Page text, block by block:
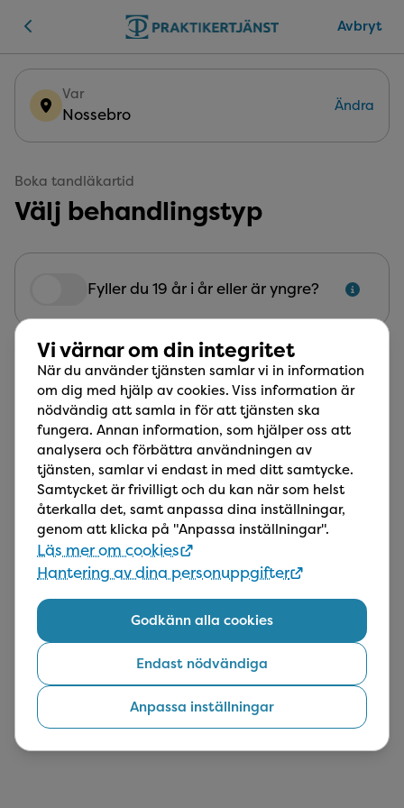
Avbryt
Var
Nossebro
Ändra
Boka tandläkartid
Välj behandlingstyp
Fyller du 19 år i år eller är yngre?
Undersökning
Inkluderar diagnostik av karies, tandkött,
munslemhinna och käkfunktion. Vi tar som
regel röntgenbilder. Vid åtgärd under besöket
tillkommer kostnad.
Akut
Vi undersöker och bedömer alternativ för
smärtlindring samt behandling av dina besvär.
Kostnad för fortsatt behandling utöver
akutundersökningen tillkommer. Tandläkaren
Fortsätt
Vi värnar om din integritet
När du använder tjänsten samlar vi in information
om dig med hjälp av cookies. Viss information är
nödvändig att samla in för att tjänsten ska
fungera. Annan information, som hjälper oss att
analysera och förbättra användningen av
tjänsten, samlar vi endast in med ditt samtycke.
Samtycket är frivilligt och du kan när som helst
återkalla det, samt anpassa dina inställningar,
genom att klicka på "Anpassa inställningar".
Läs mer om cookies
Hantering av dina personuppgifter
Godkänn alla cookies
Endast nödvändiga
Anpassa inställningar